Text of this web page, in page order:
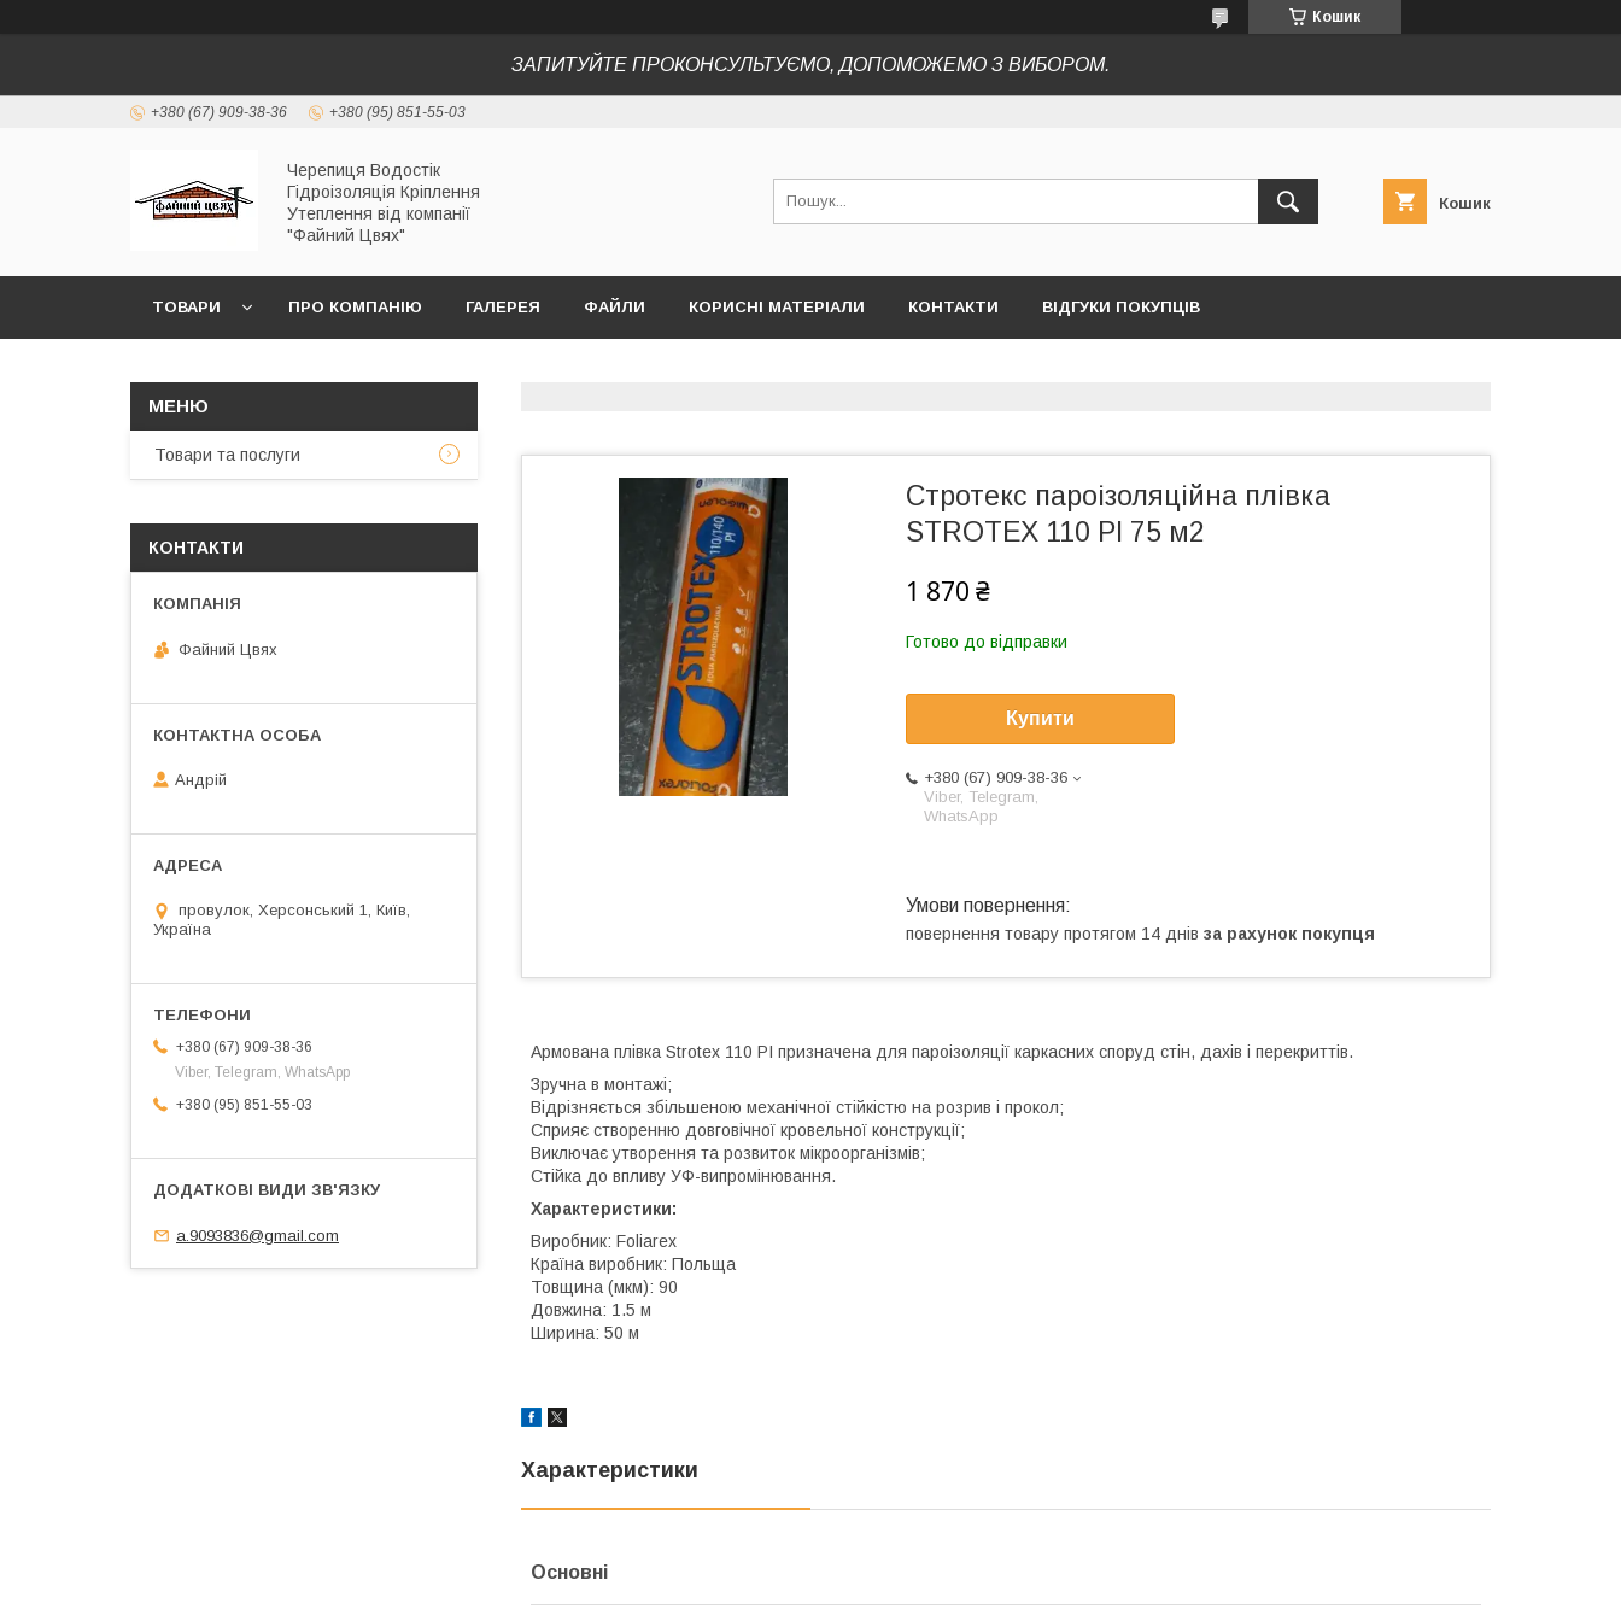
Кошик
ЗАПИТУЙТЕ ПРОКОНСУЛЬТУЄМО, ДОПОМОЖЕМО З ВИБОРОМ.
+380 (67) 909-38-36 +380 (95) 851-55-03
Черепиця Водостік
Гідроізоляція Кріплення
Утеплення від компанії
"Файний Цвях"
Кошик
ТОВАРИ ПРО КОМПАНІЮ ГАЛЕРЕЯ ФАЙЛИ КОРИСНІ МАТЕРІАЛИ КОНТАКТИ ВІДГУКИ ПОКУПЦІВ
Стротекс пароізоляційна плівка
STROTEX 110 PI 75 м2
1 870 ₴
Готово до відправки
Купити
+380 (67) 909-38-36
Viber, Telegram,
WhatsApp
повернення товару протягом 14 днів за рахунок покупця
Армована плівка Strotex 110 PI призначена для пароізоляції каркасних споруд стін, дахів і перекриттів.
Зручна в монтажі;
Відрізняється збільшеною механічної стійкістю на розрив і прокол;
Сприяє створенню довговічної кровельної конструкції;
Виключає утворення та розвиток мікроорганізмів;
Стійка до впливу УФ-випромінювання.
Характеристики:
Виробник: Foliarex
Країна виробник: Польща
Товщина (мкм): 90
Довжина: 1.5 м
Ширина: 50 м
Характеристики
Основні
Товари та послуги
КОНТАКТИ
Файний Цвях
Андрій
провулок, Херсонський 1, Київ,
Україна
+380 (67) 909-38-36
Viber, Telegram, WhatsApp
+380 (95) 851-55-03
a.9093836@gmail.com